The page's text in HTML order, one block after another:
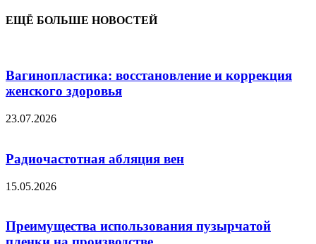
ЕЩЁ БОЛЬШЕ НОВОСТЕЙ
Вагинопластика: восстановление и коррекция
женского здоровья
23.07.2026
Радиочастотная абляция вен
15.05.2026
Преимущества использования пузырчатой